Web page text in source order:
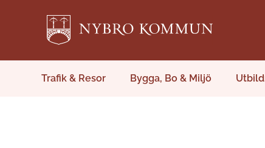
Trafik & Resor Bygga, Bo & Miljö